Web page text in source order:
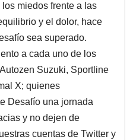
miedos frente a las
y el dolor, hace
sea superado.
a cada uno de los
Suzuki, Sportline
X; quienes
Desafío una jornada
y no dejen de
cuentas de Twitter y